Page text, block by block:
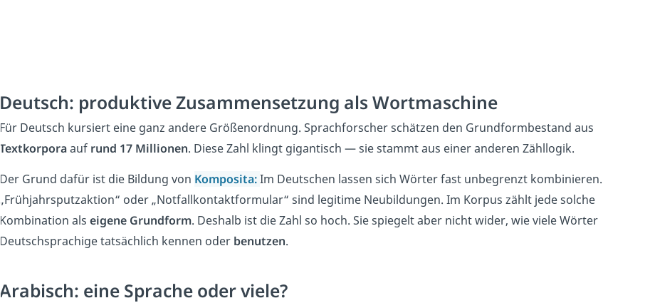
Deutsch: produktive Zusammensetzung als Wortmaschine
Für Deutsch kursiert eine ganz andere Größenordnung. Sprachforscher schätzen den Grundformbestand aus
Textkorporaauf rund 17 Millionen. Diese Zahl klingt gigantisch — sie stammt aus einer anderen Zähllogik.
Der Grund dafür ist die Bildung von Komposita:Im Deutschen lassen sich Wörter fast unbegrenzt kombinieren.
„Frühjahrsputzaktion“ oder „Notfallkontaktformular“ sind legitime Neubildungen. Im Korpus zählt jede solche
Kombination als eigene Grundform. Deshalb ist die Zahl so hoch. Sie spiegelt aber nicht wider, wie viele Wörter
Deutschsprachige tatsächlich kennen oder benutzen.
Arabisch: eine Sprache oder viele?